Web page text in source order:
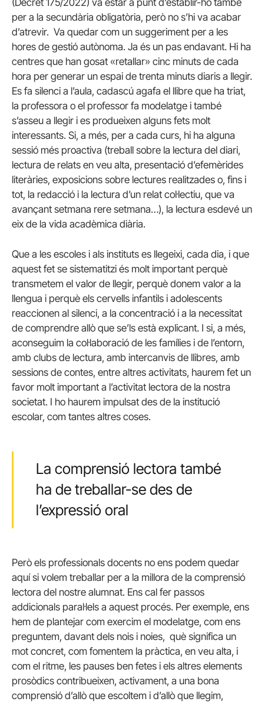
per a la secundària obligatòria, però no s’hi va acabar
d’atrevir. Va quedar com un suggeriment per a les
hores de gestió autònoma. Ja és un pas endavant. Hi ha
centres que han gosat «retallar» cinc minuts de cada
hora per generar un espai de trenta minuts diaris a llegir.
Es fa silenci a l’aula, cadascú agafa el llibre que ha triat,
la professora o el professor fa modelatge i també
s’asseu a llegir i es produeixen alguns fets molt
interessants. Si, a més, per a cada curs, hi ha alguna
sessió més proactiva (treball sobre la lectura del diari,
lectura de relats en veu alta, presentació d’efemèrides
literàries, exposicions sobre lectures realitzades o, fins i
tot, la redacció i la lectura d’un relat col·lectiu, que va
avançant setmana rere setmana…), la lectura esdevé un
eix de la vida acadèmica diària.
Que a les escoles i als instituts es llegeixi, cada dia, i que
aquest fet se sistematitzi és molt important perquè
transmetem el valor de llegir, perquè donem valor a la
llengua i perquè els cervells infantils i adolescents
reaccionen al silenci, a la concentració i a la necessitat
de comprendre allò que se’ls està explicant. I si, a més,
aconseguim la col·laboració de les famílies i de l’entorn,
amb clubs de lectura, amb intercanvis de llibres, amb
sessions de contes, entre altres activitats, haurem fet un
favor molt important a l’activitat lectora de la nostra
societat. I ho haurem impulsat des de la institució
escolar, com tantes altres coses.
La comprensió lectora també
ha de treballar-se des de
l’expressió oral
Però els professionals docents no ens podem quedar
aquí si volem treballar per a la millora de la comprensió
lectora del nostre alumnat. Ens cal fer passos
addicionals paral·lels a aquest procés. Per exemple, ens
hem de plantejar com exercim el modelatge, com ens
preguntem, davant dels nois i noies, què significa un
mot concret, com fomentem la pràctica, en veu alta, i
com el ritme, les pauses ben fetes i els altres elements
prosòdics contribueixen, activament, a una bona
comprensió d’allò que escoltem i d’allò que llegim,